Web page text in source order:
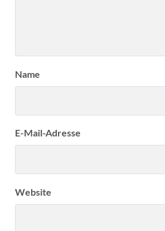
Name
E-Mail-Adresse
Website